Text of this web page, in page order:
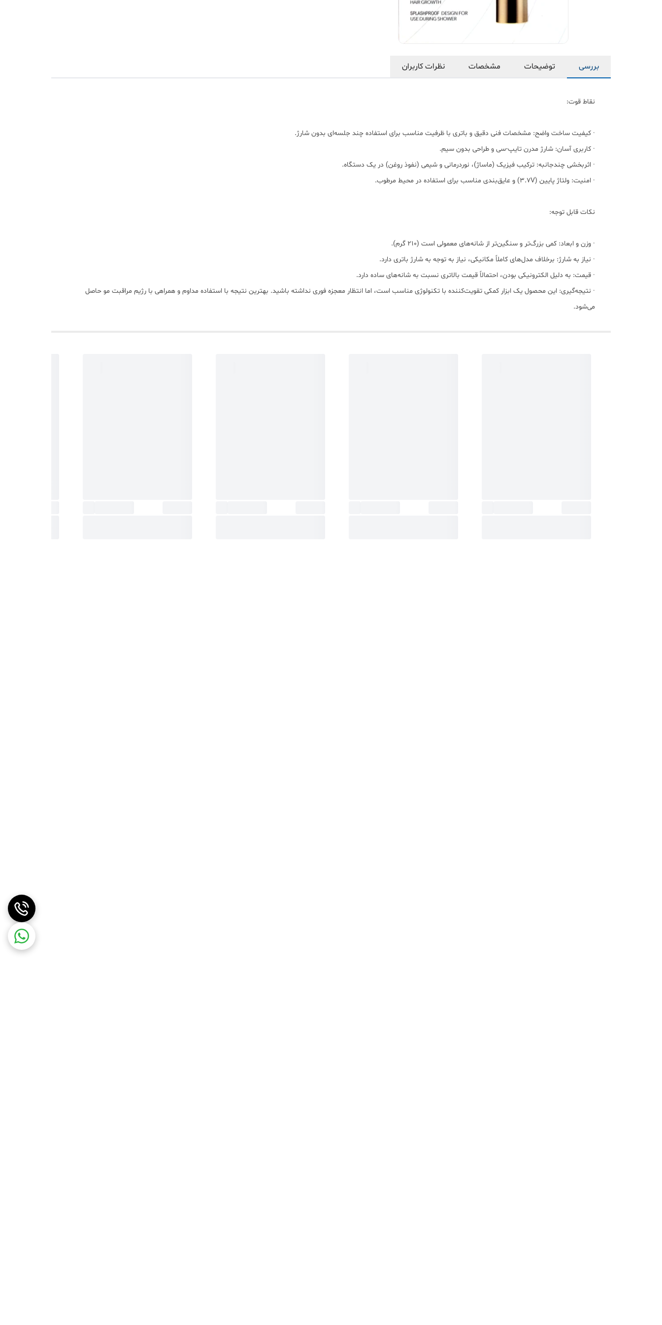
بررسی توضیحات مشخصات نظرات کاربران
نقاط قوت:
· کیفیت ساخت واضح: مشخصات فنی دقیق و باتری با ظرفیت مناسب برای استفاده چند جلسه‌ای بدون شارژ.
· کاربری آسان: شارژ مدرن تایپ-سی و طراحی بدون سیم.
· اثربخشی چندجانبه: ترکیب فیزیک (ماساژ)، نوردرمانی و شیمی (نفوذ روغن) در یک دستگاه.
· امنیت: ولتاژ پایین (۳.۷V) و عایق‌بندی مناسب برای استفاده در محیط مرطوب.
نکات قابل توجه:
· وزن و ابعاد: کمی بزرگ‌تر و سنگین‌تر از شانه‌های معمولی است (۲۱۰ گرم).
· نیاز به شارژ: برخلاف مدل‌های کاملاً مکانیکی، نیاز به توجه به شارژ باتری دارد.
· قیمت: به دلیل الکترونیکی بودن، احتمالاً قیمت بالاتری نسبت به شانه‌های ساده دارد.
· نتیجه‌گیری: این محصول یک ابزار کمکی تقویت‌کننده با تکنولوژی مناسب است، اما انتظار معجزه فوری نداشته باشید. بهترین نتیجه با استفاده مداوم و همراهی با رژیم مراقبت مو حاصل
می‌شود.